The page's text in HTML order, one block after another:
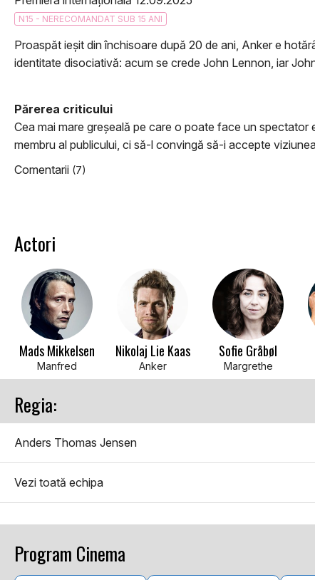
N15 - NERECOMANDAT SUB 15 ANI
Proaspăt ieșit din închisoare după 20 de ani, Anker e
identitate disociativă: acum se crede John Lennon, iar
Părerea criticului
Cea mai mare greşeală pe care o poate face un
membru al publicului, ci să-l convingă să-i accepte
Comentarii (7)
Actori
Mads Mikkelsen
Manfred
Nikolaj Lie Kaas
Anker
Sofie Gråbøl
Margrethe
Regia:
Anders Thomas Jensen
Vezi toată echipa
Program Cinema